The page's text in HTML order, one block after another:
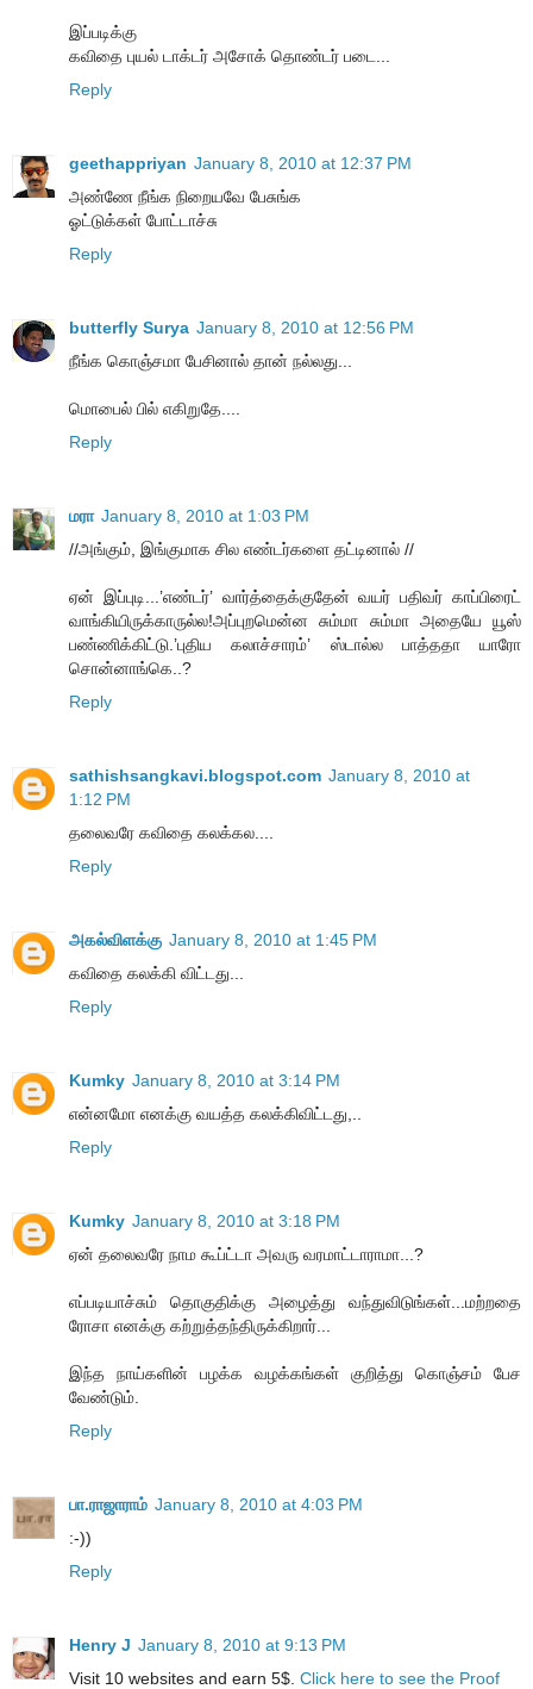
இப்படிக்கு
கவிதை புயல் டாக்டர் அசோக் தொண்டர் படை...
Reply
geethappriyan January 8, 2010 at 12:37 PM
அண்ணே நீங்க நிறையவே பேசுங்க
ஓட்டுக்கள் போட்டாச்சு
Reply
butterfly Surya January 8, 2010 at 12:56 PM
நீங்க கொஞ்சமா பேசினால் தான் நல்லது...
மொபைல் பில் எகிறுதே....
Reply
மரா January 8, 2010 at 1:03 PM
//அங்கும், இங்குமாக சில எண்டர்களை தட்டினால் //
ஏன் இப்புடி...’எண்டர்’ வார்த்தைக்குதேன் வயர் பதிவர் காப்பிரைட்
வாங்கியிருக்காருல்ல!அப்புறமென்ன சும்மா சும்மா அதையே யூஸ்
பண்ணிக்கிட்டு.’புதிய கலாச்சாரம்’ ஸ்டால்ல பாத்ததா யாரோ
சொன்னாங்கெ..?
Reply
sathishsangkavi.blogspot.com January 8, 2010 at
1:12 PM
தலைவரே கவிதை கலக்கல....
Reply
அகல்விளக்கு January 8, 2010 at 1:45 PM
கவிதை கலக்கி விட்டது...
Reply
Kumky January 8, 2010 at 3:14 PM
என்னமோ எனக்கு வயத்த கலக்கிவிட்டது,..
Reply
Kumky January 8, 2010 at 3:18 PM
ஏன் தலைவரே நாம கூப்ட்டா அவரு வரமாட்டாராமா...?
எப்படியாச்சும் தொகுதிக்கு அழைத்து வந்துவிடுங்கள்...மற்றதை
ரோசா எனக்கு கற்றுத்தந்திருக்கிறார்...
இந்த நாய்களின் பழக்க வழக்கங்கள் குறித்து கொஞ்சம் பேச
வேண்டும்.
Reply
பா.ராஜாராம் January 8, 2010 at 4:03 PM
:-))
Reply
Henry J January 8, 2010 at 9:13 PM
Visit 10 websites and earn 5$. Click here to see the Proof